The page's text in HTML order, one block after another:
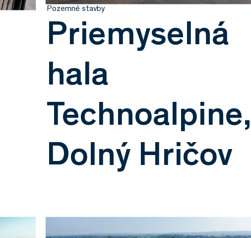
Pozemné stavby
Priemyselná
hala
Technoalpine,
Dolný Hričov